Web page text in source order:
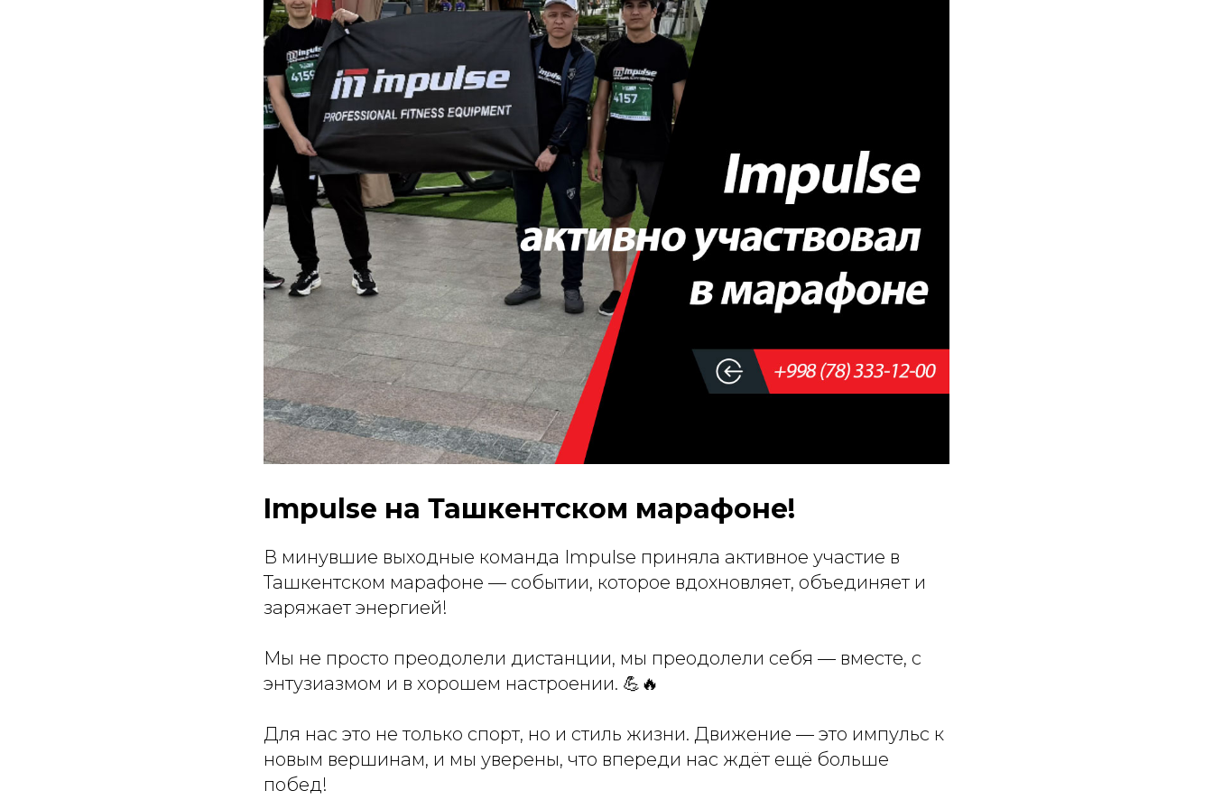
Impulse на Ташкентском марафоне!
В минувшие выходные команда Impulse приняла активное участие в
Ташкентском марафоне — событии, которое вдохновляет, объединяет и
заряжает энергией!
Мы не просто преодолели дистанции, мы преодолели себя — вместе, с
энтузиазмом и в хорошем настроении. 💪🔥
Для нас это не только спорт, но и стиль жизни. Движение — это импульс к
новым вершинам, и мы уверены, что впереди нас ждёт ещё больше
побед!